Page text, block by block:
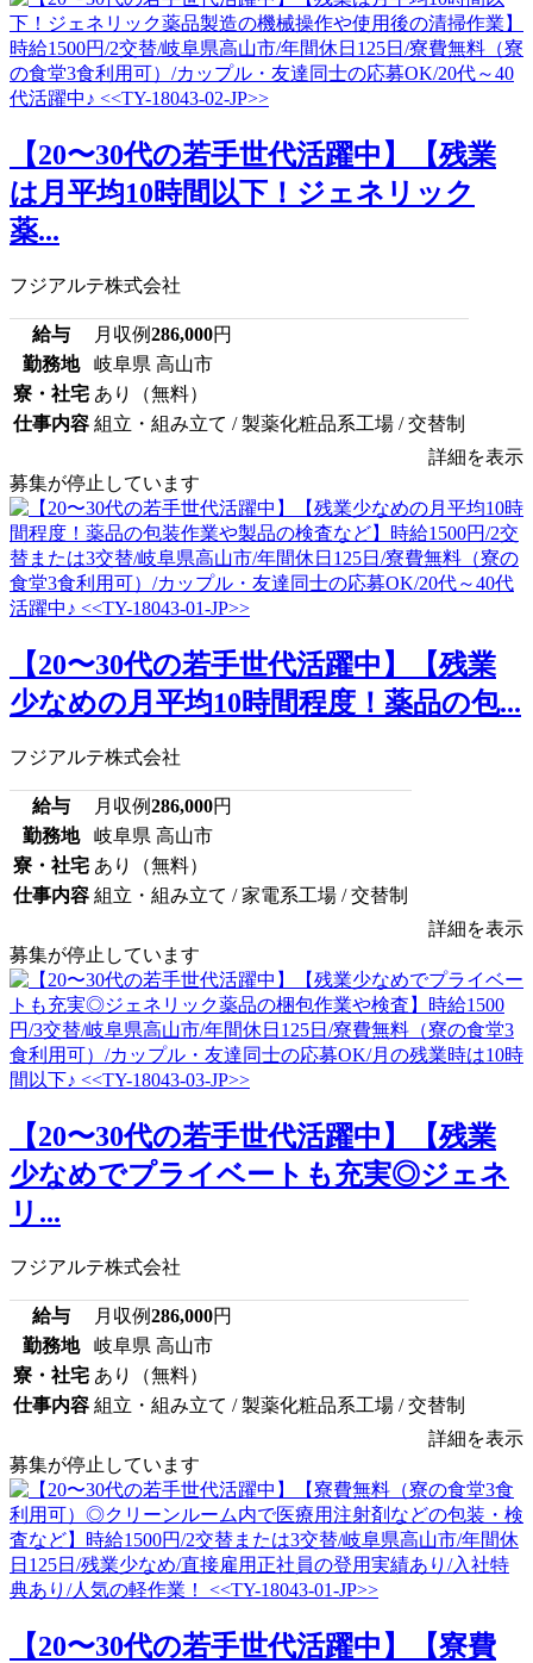
【20〜30代の若手世代活躍中】【残業
は月平均10時間以下！ジェネリック
薬...
フジアルテ株式会社
給与 月収例286,000円
勤務地
岐阜県 高山市
寮・社宅 あり（無料）
仕事内容 組立・組み立て / 製薬化粧品系工場 / 交替制
詳細を表示
募集が停止しています
【20〜30代の若手世代活躍中】【残業
少なめの月平均10時間程度！薬品の包...
フジアルテ株式会社
給与 月収例286,000円
勤務地
岐阜県 高山市
寮・社宅 あり（無料）
仕事内容 組立・組み立て / 家電系工場 / 交替制
詳細を表示
募集が停止しています
【20〜30代の若手世代活躍中】【残業
少なめでプライベートも充実◎ジェネ
リ...
フジアルテ株式会社
給与 月収例286,000円
勤務地
岐阜県 高山市
寮・社宅 あり（無料）
仕事内容 組立・組み立て / 製薬化粧品系工場 / 交替制
詳細を表示
募集が停止しています
【20〜30代の若手世代活躍中】【寮費